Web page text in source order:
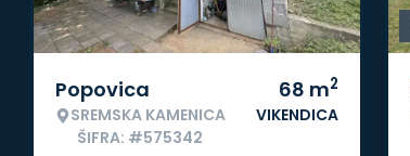
Popovica
SREMSKA KAMENICA
ŠIFRA: #575342
68 m2
VIKENDICA